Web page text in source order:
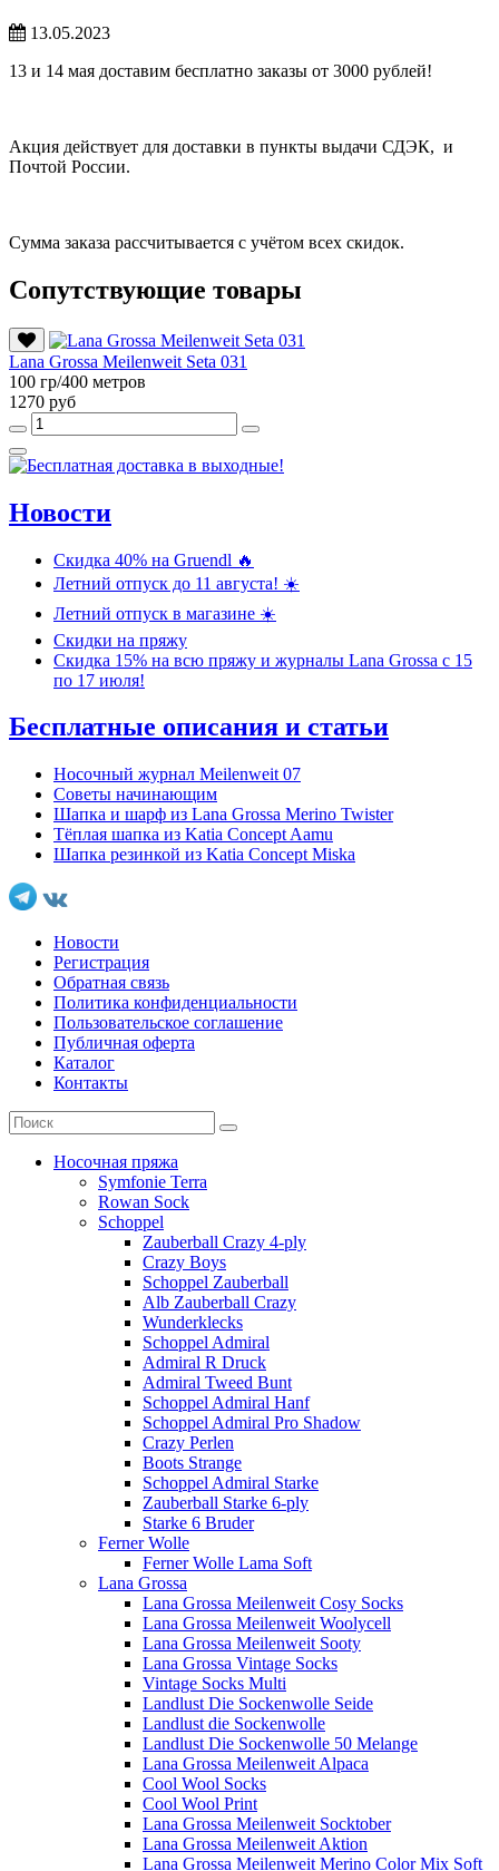
13.05.2023
13 и 14 мая доставим бесплатно заказы от 3000 рублей!
Акция действует для доставки в пункты выдачи СДЭК, и
Почтой России.
Сумма заказа рассчитывается с учётом всех скидок.
Сопутствующие товары
Lana Grossa Meilenweit Seta 031
100 гр/400 метров
1270 руб
Новости
Скидка 40% на Gruendl 🔥
Летний отпуск до 11 августа! ☀️
Летний отпуск в магазине ☀️
Скидки на пряжу
Скидка 15% на всю пряжу и журналы Lana Grossa c 15
по 17 июля!
Бесплатные описания и статьи
Носочный журнал Meilenweit 07
Советы начинающим
Шапка и шарф из Lana Grossa Merino Twister
Тёплая шапка из Katia Concept Aamu
Шапка резинкой из Katia Concept Miska
Новости
Регистрация
Обратная связь
Политика конфиденциальности
Пользовательское соглашение
Публичная оферта
Каталог
Контакты
Носочная пряжа
Symfonie Terra
Rowan Sock
Schoppel
Zauberball Crazy 4-ply
Crazy Boys
Schoppel Zauberball
Alb Zauberball Crazy
Wunderklecks
Schoppel Admiral
Admiral R Druck
Admiral Tweed Bunt
Schoppel Admiral Hanf
Schoppel Admiral Pro Shadow
Crazy Perlen
Boots Strange
Schoppel Admiral Starke
Zauberball Starke 6-ply
Starke 6 Bruder
Ferner Wolle
Ferner Wolle Lama Soft
Lana Grossa
Lana Grossa Meilenweit Cosy Socks
Lana Grossa Meilenweit Woolycell
Lana Grossa Meilenweit Sooty
Lana Grossa Vintage Socks
Vintage Socks Multi
Landlust Die Sockenwolle Seide
Landlust die Sockenwolle
Landlust Die Sockenwolle 50 Melange
Lana Grossa Meilenweit Alpaca
Cool Wool Socks
Cool Wool Print
Lana Grossa Meilenweit Socktober
Lana Grossa Meilenweit Aktion
Lana Grossa Meilenweit Merino Color Mix Soft